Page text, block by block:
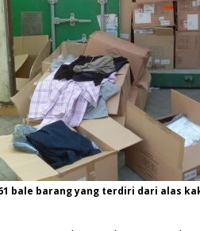
bale barang yang terdiri dari alas